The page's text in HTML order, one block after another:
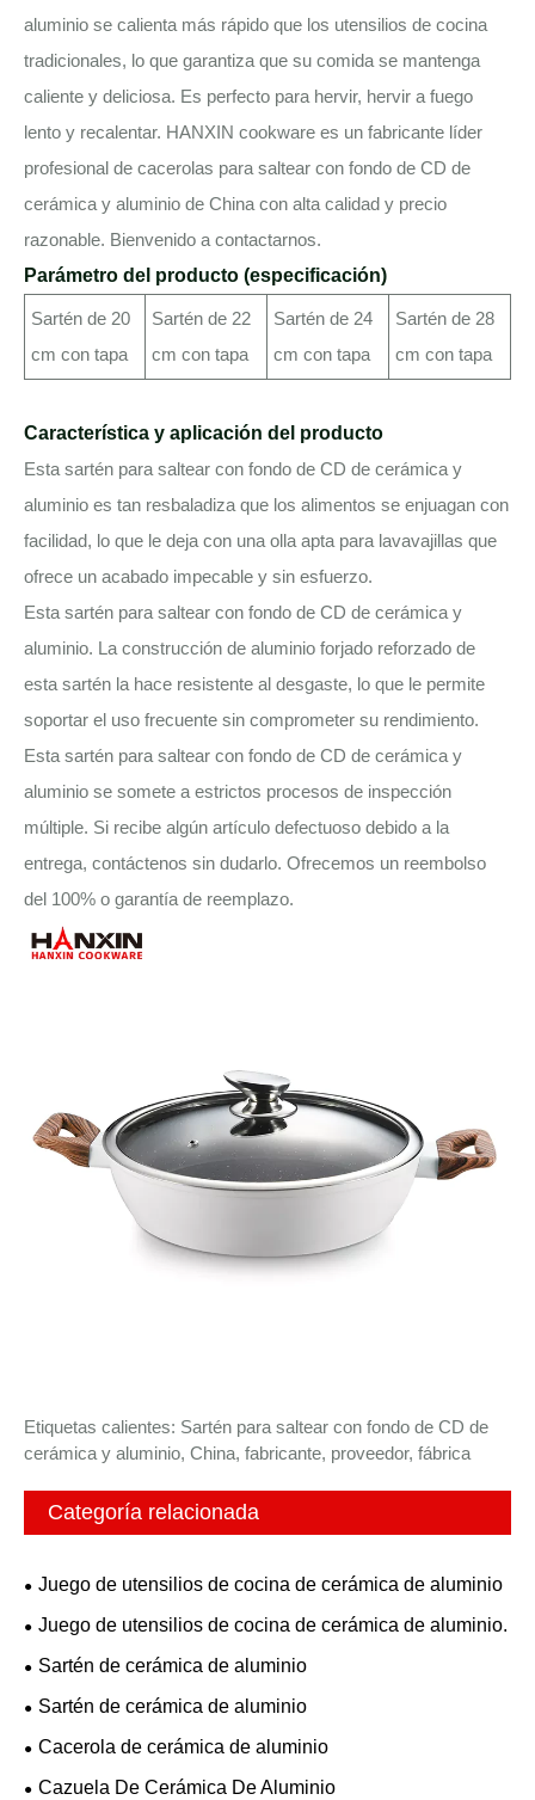
aluminio se calienta más rápido que los utensilios de cocina
tradicionales, lo que garantiza que su comida se mantenga
caliente y deliciosa. Es perfecto para hervir, hervir a fuego
lento y recalentar. HANXIN cookware es un fabricante líder
profesional de cacerolas para saltear con fondo de CD de
cerámica y aluminio de China con alta calidad y precio
razonable. Bienvenido a contactarnos.
Parámetro del producto (especificación)
Sartén de 20
cm con tapa
Sartén de 22
cm con tapa
Sartén de 24
cm con tapa
Sartén de 28
cm con tapa
Característica y aplicación del producto
Esta sartén para saltear con fondo de CD de cerámica y
aluminio es tan resbaladiza que los alimentos se enjuagan con
facilidad, lo que le deja con una olla apta para lavavajillas que
ofrece un acabado impecable y sin esfuerzo.
Esta sartén para saltear con fondo de CD de cerámica y
aluminio. La construcción de aluminio forjado reforzado de
esta sartén la hace resistente al desgaste, lo que le permite
soportar el uso frecuente sin comprometer su rendimiento.
Esta sartén para saltear con fondo de CD de cerámica y
aluminio se somete a estrictos procesos de inspección
múltiple. Si recibe algún artículo defectuoso debido a la
entrega, contáctenos sin dudarlo. Ofrecemos un reembolso
del 100% o garantía de reemplazo.
Etiquetas calientes: Sartén para saltear con fondo de CD de
cerámica y aluminio, China, fabricante, proveedor, fábrica
Categoría relacionada
Juego de utensilios de cocina de cerámica de aluminio
Juego de utensilios de cocina de cerámica de aluminio.
Sartén de cerámica de aluminio
Sartén de cerámica de aluminio
Cacerola de cerámica de aluminio
Cazuela De Cerámica De Aluminio